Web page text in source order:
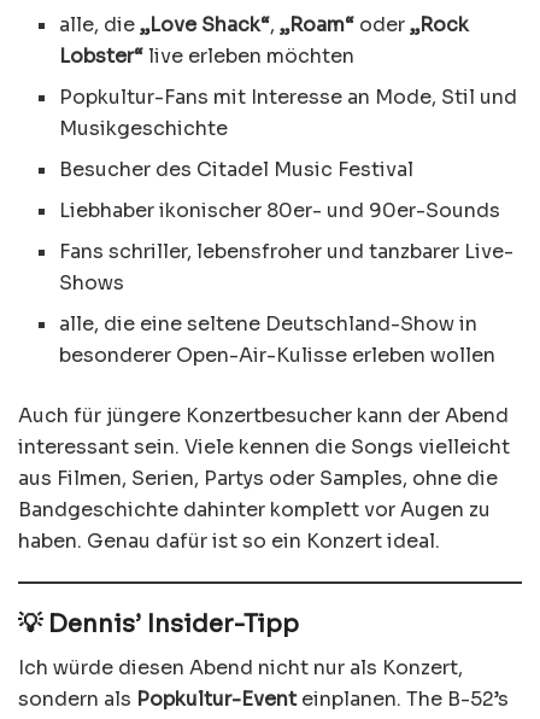
alle, die„Love Shack“,„Roam“ oder„Rock
Lobster“live erleben möchten
Popkultur-Fans mit Interesse an Mode, Stil und
Musikgeschichte
Besucher des Citadel Music Festival
Liebhaber ikonischer 80er- und 90er-Sounds
Fans schriller, lebensfroher und tanzbarer Live-
Shows
alle, die eine seltene Deutschland-Show in
besonderer Open-Air-Kulisse erleben wollen
Auch für jüngere Konzertbesucher kann der Abend
interessant sein. Viele kennen die Songs vielleicht
aus Filmen, Serien, Partys oder Samples, ohne die
Bandgeschichte dahinter komplett vor Augen zu
haben. Genau dafür ist so ein Konzert ideal.
💡 Dennis’ Insider-Tipp
Ich würde diesen Abend nicht nur als Konzert,
sondern als Popkultur-Eventeinplanen. The B-52’s